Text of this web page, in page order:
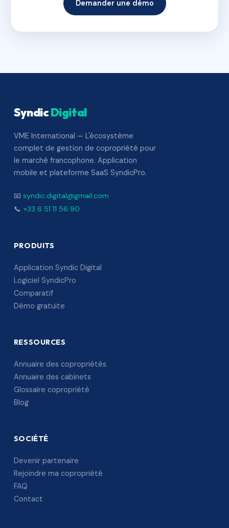
Demander une démo
SyndicDigital
VME International — L'écosystème
complet de gestion de copropriété pour
le marché francophone. Application
mobile et plateforme SaaS SyndicPro.
📧 syndic.digital@gmail.com
📞 +33 6 51 11 56 90
PRODUITS
Application Syndic Digital
Logiciel SyndicPro
Comparatif
Démo gratuite
RESSOURCES
Annuaire des copropriétés
Annuaire des cabinets
Glossaire copropriété
Blog
SOCIÉTÉ
Devenir partenaire
Rejoindre ma copropriété
FAQ
Contact